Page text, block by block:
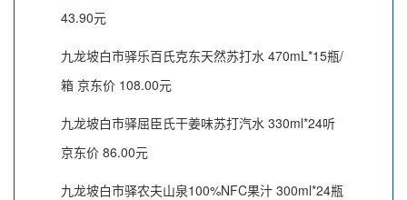
43.90元
九龙坡白市驿乐百氏克东天然苏打水 470mL*15瓶/
箱 京东价 108.00元
九龙坡白市驿屈臣氏干姜味苏打汽水 330ml*24听
京东价 86.00元
九龙坡白市驿农夫山泉100%NFC果汁 300ml*24瓶